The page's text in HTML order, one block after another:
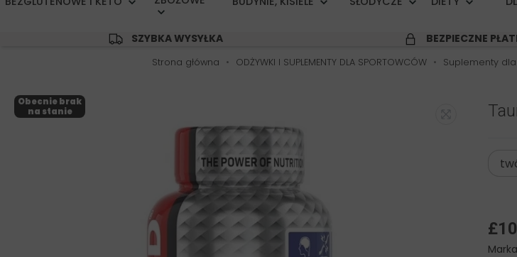
SZYBKA WYSYŁKA BEZPIECZNE
Strona główna ODŻYWKI I SUPLEMENTY DLA SPORTOWCÓW Suplementy
Obecnie brak
na stanie